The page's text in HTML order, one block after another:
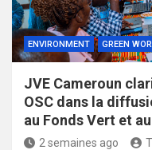
ENVIRONMENT GREEN
JVE Cameroun
OSC dans la
au Fonds Vert et
2 semaines ago